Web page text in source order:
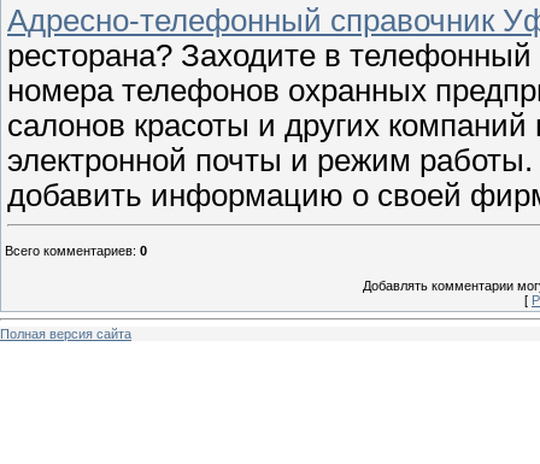
Адресно-телефонный справочник
ресторана? Заходите в
номера телефонов охранных
салонов красоты и других
электронной почты и режим
добавить информацию о своей
Всего комментариев: 0
Добавлять комментарии
[
Полная версия сайта